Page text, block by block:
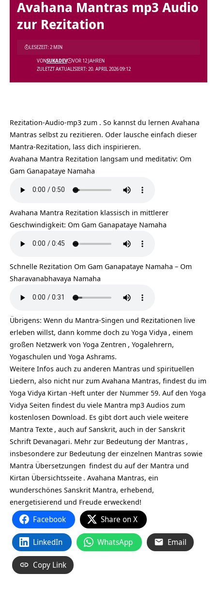
Avahana Mantras mp3 Audio
zur Rezitation
ZULETZT AKTUALISIERT: 20. APRIL 2026 09:12
VONSUKADEV VOR 12 JAHREN
LESEZEIT: 2 MIN
Rezitation-Audio-mp3 zum . So kannst du lernen Avahana
Mantras selbst zu rezitieren. Oder lausche einfach dieser
Mantra-Rezitation, lass dich inspirieren.
Avahana Mantra Rezitation langsam und meditativ: Om
Gam Ganapataye Namaha
Avahana Mantra Rezitation klassisch in mittlerer
Geschwindigkeit: Om Gam Ganapataye Namaha
Schnelle Rezitation Om Gam Ganapataye Namaha – Om
Sharavanabhavaya Namaha
Übrigens: Wenn du Mantra-Singen und Rezitationen live
erleben willst, dann komme doch zu Yoga Vidya , einem
großen Netzwerk von Yoga Zentren , Yogalehrern,
Yogaschulen und Yoga Ashrams.
Weitere Infos auch zu anderen Mantras und spirituellen
Liedern, also nicht nur zum Avahana Mantras, findest du im
Yoga Vidya Kirtan -Heft unter der Nummer 59. Auf den Yoga
Vidya Seiten findest du viele Mantra mp3 Audios zum
kostenlosen Download. Es gibt dort auch viele weitere
Mantra Texte , auch auf Sanskrit, auch in der Sanskrit
Schrift Devanagari. Mehr zur Bedeutung der Mantras ,
insbesondere zur Bedeutung der einzelnen Mantras sowie
Mantra Übersetzungen findest du aufder Mantra und
Kirtan Übersichtsseite . Avahana Mantras, ein
wunderschönes Sanskrit Mantra, erhebend,
energetisierend und Freude erweckend!
Facebook Share on X
LinkedIn WhatsApp Email
Copy Link